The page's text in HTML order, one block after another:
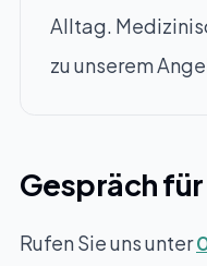
Alltag.
zu unserem
Gespräch
Rufen Sie uns unter